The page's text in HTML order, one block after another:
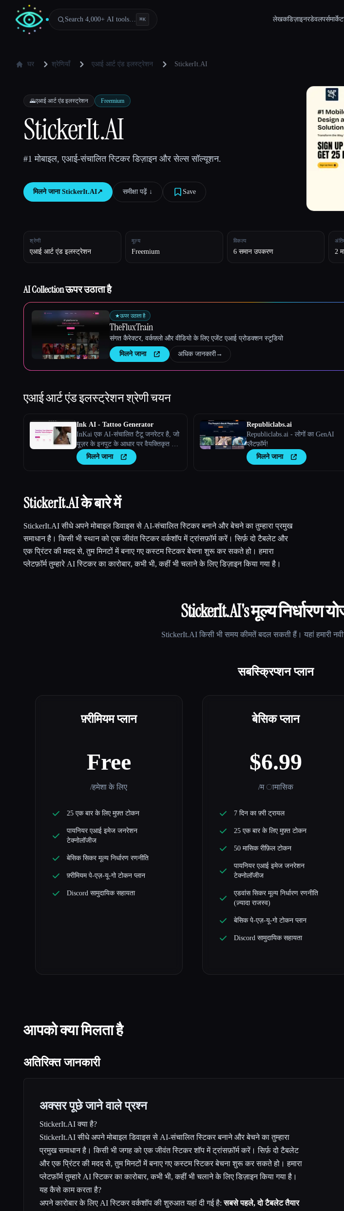
Search 4,000+ AI tools… ⌘K लेखकडिज़ाइनरडेवलपर्स
घर श्रेणियाँ एआई आर्ट एंड इलस्ट्रेशन StickerIt.AI
🌄एआई आर्ट एंड इलस्ट्रेशन Freemium
StickerIt.AI
#1 मोबाइल, एआई-संचालित स्टिकर डिज़ाइन और सेल्स सॉल्यूशन.
मिलने जाना StickerIt.AI↗︎ समीक्षा पढ़ें ↓︎ Save
श्रेणी
एआई आर्ट एंड इलस्ट्रेशन
मूल्य
Freemium
विकल्प
6 समान उपकरण 2
AI Collection ऊपर उठाता है
★ऊपर उठाता है
TheFluxTrain
संगत कैरेक्टर, वर्कफ़्लो और वीडियो के लिए एजेंट एआई प्रोडक्शन स्टूडियो
मिलने जाना अधिक जानकारी→
एआई आर्ट एंड इलस्ट्रेशनश्रेणी चयन
Ink AI - Tattoo Generator
InKai एक AI-संचालित टैटू जनरेटर है, जो
यूज़र के इनपुट के आधार पर वैयक्तिकृत टैटू
डिज़ाइन बनाता है।
मिलने जाना
Republiclabs.ai
Republiclabs.ai - लोगों का GenAI
प्लैटफ़ॉर्म!
मिलने जाना
StickerIt.AI के बारे में
StickerIt.AI सीधे अपने मोबाइल डिवाइस से AI-संचालित स्टिकर बनाने और बेचने का तुम्हारा प्रमुख
समाधान है। किसी भी स्थान को एक जीवंत स्टिकर वर्कशॉप में ट्रांसफ़ॉर्म करें। सिर्फ़ दो टैबलेट और
एक प्रिंटर की मदद से, तुम मिनटों में बनाए गए कस्टम स्टिकर बेचना शुरू कर सकते हो। हमारा
प्लेटफ़ॉर्म तुम्हारे AI स्टिकर का कारोबार, कभी भी, कहीं भी चलाने के लिए डिज़ाइन किया गया है।
StickerIt.AI's मूल्य निर्धारण
StickerIt.AIकिसी भी समय कीमतें बदल सकती हैं। यहां हमारी
सबस्क्रिप्शन प्लान
फ़्रीमियम प्लान
Free
/हमेशा के लिए
25 एक बार के लिए मुफ़्त टोकन
पायनियर एआई इमेज जनरेशन
टेक्नोलॉजीज
बेसिक सिकर मूल्य निर्धारण रणनीति
फ़्रीमियम पे-एज़-यू-गो टोकन प्लान
Discord सामुदायिक सहायता
बेसिक प्लान
$6.99
/म ामासिक
7 दिन का फ़्री ट्रायल
25 एक बार के लिए मुफ़्त टोकन
50 मासिक रीफ़िल टोकन
पायनियर एआई इमेज जनरेशन
टेक्नोलॉजीज
एडवांस सिकर मूल्य निर्धारण रणनीति
(ज़्यादा राजस्व)
बेसिक पे-एज़-यू-गो टोकन प्लान
Discord सामुदायिक सहायता
आपको क्या मिलता है
अतिरिक्त जानकारी
अक्सर पूछे जाने वाले प्रश्न
StickerIt.AI क्या है?
StickerIt.AI सीधे अपने मोबाइल डिवाइस से AI-संचालित स्टिकर बनाने और बेचने का तुम्हारा
प्रमुख समाधान है। किसी भी जगह को एक जीवंत स्टिकर शॉप में ट्रांसफ़ॉर्म करें। सिर्फ़ दो टैबलेट
और एक प्रिंटर की मदद से, तुम मिनटों में बनाए गए कस्टम स्टिकर बेचना शुरू कर सकते हो। हमारा
प्लेटफ़ॉर्म तुम्हारे AI स्टिकर का कारोबार, कभी भी, कहीं भी चलाने के लिए डिज़ाइन किया गया है।
यह कैसे काम करता है?
अपने कारोबार के लिए AI स्टिकर वर्कशॉप की शुरुआत यहां दी गई है:सबसे पहले, दो टैबलेट तैयार